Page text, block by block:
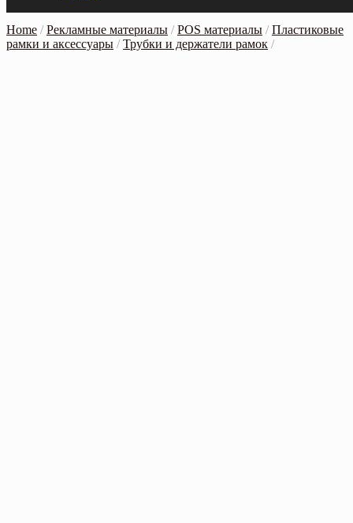
Home /Рекламные материалы /POS материалы /Пластиковые
рамки и аксессуары /Трубки и держатели рамок /